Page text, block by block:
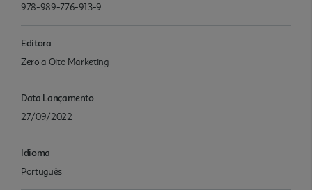
978-989-776-913-9
Editora
Zero a Oito Marketing
Data Lançamento
27/09/2022
Idioma
Português